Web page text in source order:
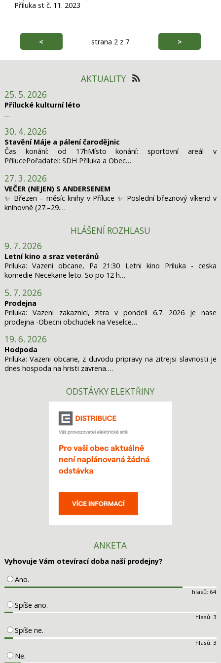
Příluka st č. 11. 2023
< strana 2 z 7 >
AKTUALITY
25. 5. 2026
Přílucké kulturní léto
…
30. 4. 2026
Stavění Máje a pálení čarodějnic
Čas konání: od 17hMísto konání: sportovní areál v
PřílucePořadatel: SDH Příluka a Obec…
27. 3. 2026
VEČER (NEJEN) S ANDERSENEM
✨ Březen – měsíc knihy v Příluce ✨ Poslední březnový víkend v
knihovně (27.–29.…
HLÁŠENÍ ROZHLASU
9. 7. 2026
Letní kino a sraz veteránů
Priluka: Vazeni obcane, Pa 21:30 Letni kino Priluka - ceska
komedie Necekane leto. So po 12 h…
5. 7. 2026
Prodejna
Priluka: Vazeni zakaznici, zitra v pondeli 6.7. 2026 je nase
prodejna -Obecni obchudek na Veselce…
19. 6. 2026
Hodpoda
Priluka: Vazeni obcane, z duvodu pripravy na zitrejsi slavnosti je
dnes hospoda na hristi zavrena.…
ODSTÁVKY ELEKTŘINY
ANKETA
Vyhovuje Vám otevírací doba naší prodejny?
Ano.
hlasů: 64
Spíše ano.
hlasů: 3
Spíše ne.
hlasů: 3
Ne.